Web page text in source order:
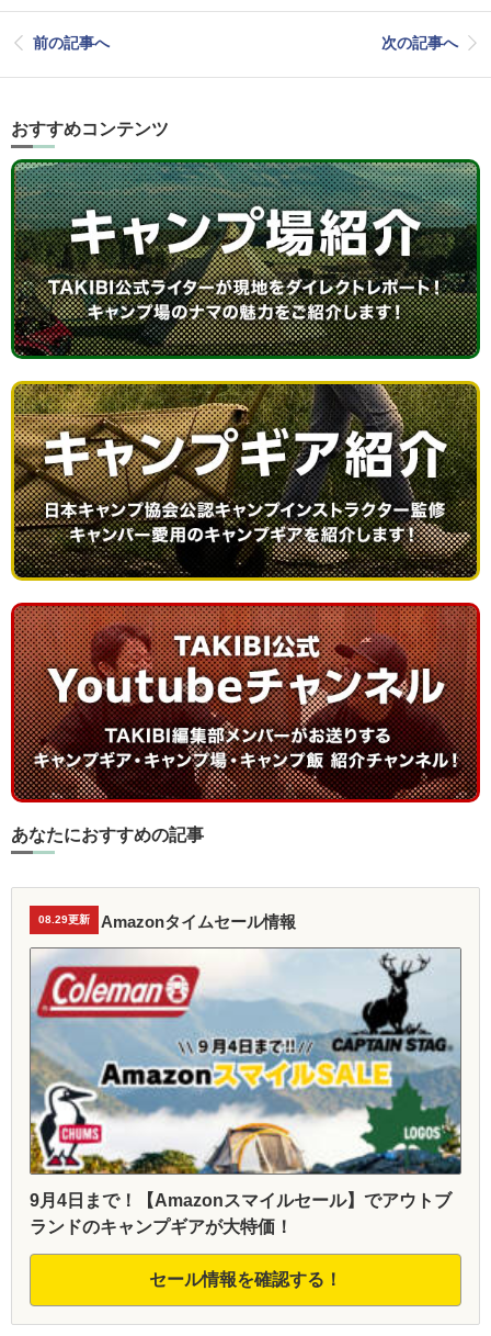
前の記事へ 次の記事へ
おすすめコンテンツ
あなたにおすすめの記事
08.29更新 Amazonタイムセール情報
9月4日まで！【Amazonスマイルセール】でアウトブ
ランドのキャンプギアが大特価！
セール情報を確認する！